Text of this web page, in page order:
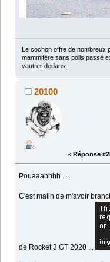
Le cochon offre de nombreux
mammifère sans poils passé
vautrer dedans.
20100
« Réponse
Pouaaahhhh ....
C'est malin de m'avoir
de Rocket 3 GT 2020 ...